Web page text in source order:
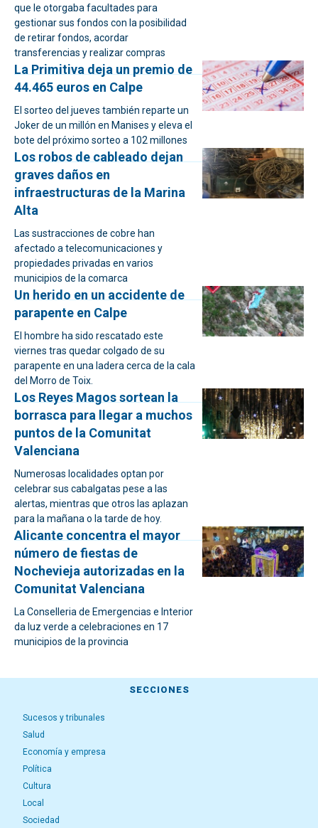
que le otorgaba facultades para
gestionar sus fondos con la posibilidad
de retirar fondos, acordar
transferencias y realizar compras
La Primitiva deja un premio de
44.465 euros en Calpe
El sorteo del jueves también reparte un
Joker de un millón en Manises y eleva el
bote del próximo sorteo a 102 millones
Los robos de cableado dejan
graves daños en
infraestructuras de la Marina
Alta
Las sustracciones de cobre han
afectado a telecomunicaciones y
propiedades privadas en varios
municipios de la comarca
Un herido en un accidente de
parapente en Calpe
El hombre ha sido rescatado este
viernes tras quedar colgado de su
parapente en una ladera cerca de la cala
del Morro de Toix.
Los Reyes Magos sortean la
borrasca para llegar a muchos
puntos de la Comunitat
Valenciana
Numerosas localidades optan por
celebrar sus cabalgatas pese a las
alertas, mientras que otros las aplazan
para la mañana o la tarde de hoy.
Alicante concentra el mayor
número de fiestas de
Nochevieja autorizadas en la
Comunitat Valenciana
La Conselleria de Emergencias e Interior
da luz verde a celebraciones en 17
municipios de la provincia
SECCIONES
Sucesos y tribunales
Salud
Economía y empresa
Política
Cultura
Local
Sociedad